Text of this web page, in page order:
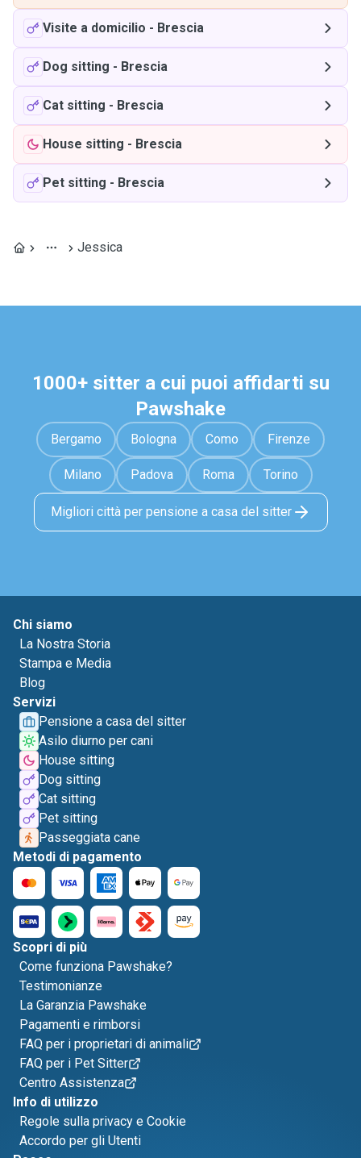
Visite a domicilio - Brescia
Dog sitting - Brescia
Cat sitting - Brescia
House sitting - Brescia
Pet sitting - Brescia
Jessica
1000+ sitter a cui puoi affidarti su
Pawshake
Bergamo Bologna Como Firenze
Milano Padova Roma Torino
Migliori città per pensione a casa del sitter
Chi siamo
La Nostra Storia
Stampa e Media
Blog
Servizi
Pensione a casa del sitter
Asilo diurno per cani
House sitting
Dog sitting
Cat sitting
Pet sitting
Passeggiata cane
Metodi di pagamento
Scopri di più
Come funziona Pawshake?
Testimonianze
La Garanzia Pawshake
Pagamenti e rimborsi
FAQ per i proprietari di animali
FAQ per i Pet Sitter
Centro Assistenza
Info di utilizzo
Regole sulla privacy e Cookie
Accordo per gli Utenti